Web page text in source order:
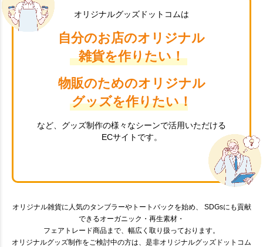
オリジナルグッズドットコムは
自分のお店のオリジナル
雑貨を作りたい！
物販のためのオリジナル
グッズを作りたい！
など、グッズ制作の様々なシーンで活用いただける
ECサイトです。
オリジナル雑貨に人気のタンブラーやトートバックを始め、 SDGsにも貢献
できるオーガニック・再生素材・
フェアトレード商品まで、幅広く取り扱っております。
オリジナルグッズ制作をご検討中の方は、是非オリジナルグッズドットコム